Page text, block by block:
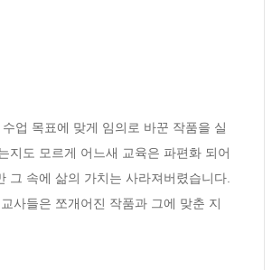
업 목표에 맞게 임의로 바꾼 작품을 실
지도 모르게 어느새 교육은 파편화 되어
그 속에 삶의 가치는 사라져버렸습니다.
사들은 쪼개어진 작품과 그에 맞춘 지